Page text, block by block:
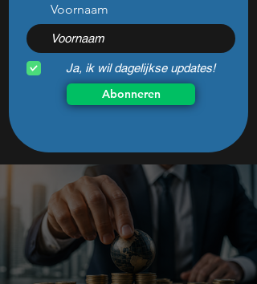
Voornaam
Ja, ik wil dagelijkse updates!
Abonneren